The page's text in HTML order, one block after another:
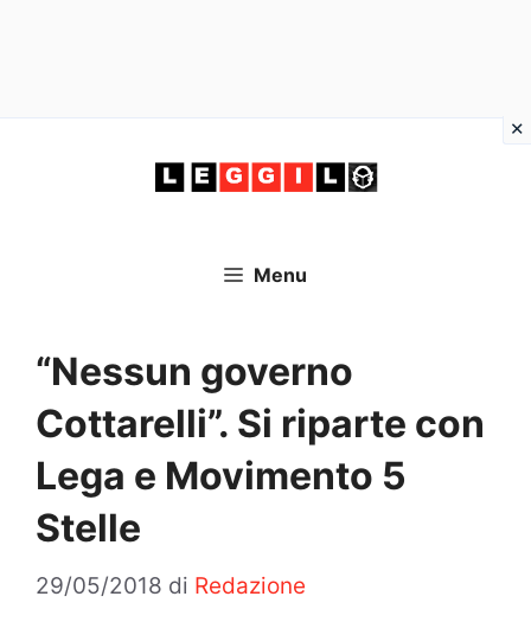
Menu
“Nessun governo
Cottarelli”. Si riparte con
Lega e Movimento 5
Stelle
29/05/2018 di Redazione